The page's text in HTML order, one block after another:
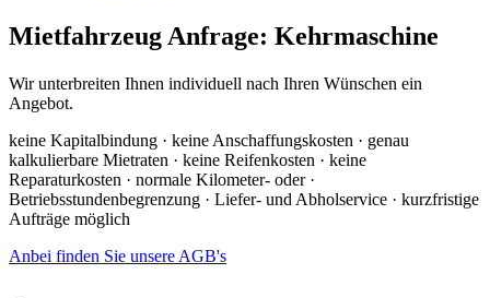
Mietfahrzeug Anfrage: Kehrmaschine
Wir unterbreiten Ihnen individuell nach Ihren Wünschen ein
Angebot.
keine Kapitalbindung · keine Anschaffungskosten · genau
kalkulierbare Mietraten · keine Reifenkosten · keine
Reparaturkosten · normale Kilometer- oder ·
Betriebsstundenbegrenzung · Liefer- und Abholservice · kurzfristige
Aufträge möglich
Anbei finden Sie unsere AGB's